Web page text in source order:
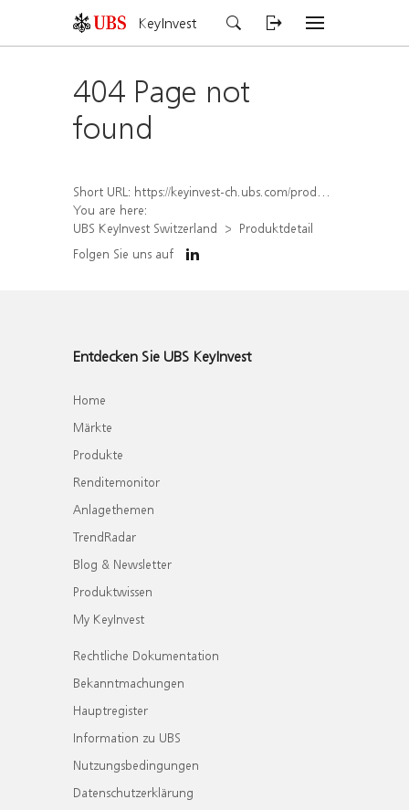
KeyInvest
404 Page not
found
Short URL: https://keyinvest-ch.ubs.com/produkt/detail/index/isin/CH1565647125
You are here:
UBS KeyInvest Switzerland
Produktdetail
Folgen Sie uns auf
Entdecken Sie UBS KeyInvest
Home
Märkte
Produkte
Renditemonitor
Anlagethemen
TrendRadar
Blog & Newsletter
Produktwissen
My KeyInvest
Rechtliche Dokumentation
Bekanntmachungen
Hauptregister
Information zu UBS
Nutzungsbedingungen
Datenschutzerklärung